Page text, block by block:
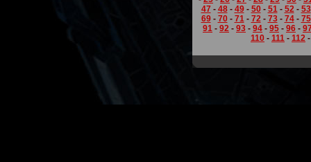
47 - 48- 49- 50- 51- 52- 53
69- 70- 71- 72- 73- 74- 75
91 - 92 - 93 - 94 - 95 - 96 -
110 - 111 - 112